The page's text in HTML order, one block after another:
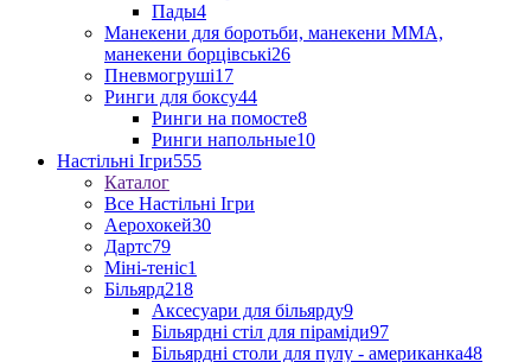
Пады4
Манекени для боротьби, манекени ММА,
манекени борцівські26
Пневмогруші17
Ринги для боксу44
Ринги на помосте8
Ринги напольные10
Настільні Ігри555
Каталог
Все Настільні Ігри
Аерохокей30
Дартс79
Міні-теніс1
Більярд218
Аксесуари для більярду9
Більярдні стіл для піраміди97
Більярдні столи для пулу - американка48